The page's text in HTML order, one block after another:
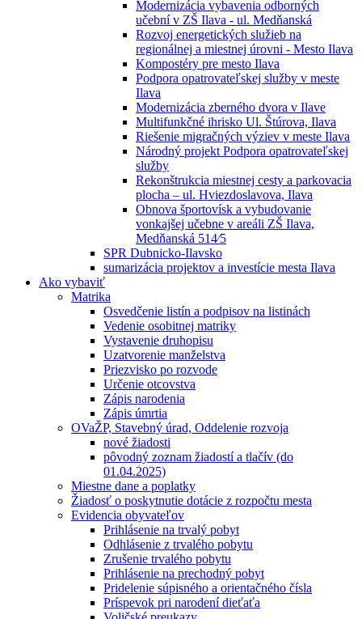
Modernizácia vybavenia odborných
učební v ZŠ Ilava - ul. Medňanská
Rozvoj energetických služieb na
regionálnej a miestnej úrovni - Mesto Ilava
Kompostéry pre mesto Ilava
Podpora opatrovateľskej služby v meste
Ilava
Modernizácia zberného dvora v Ilave
Multifunkčné ihrisko Ul. Štúrova, Ilava
Riešenie migračných výziev v meste Ilava
Národný projekt Podpora opatrovateľskej
služby
Rekonštrukcia miestnej cesty a parkovacia
plocha – ul. Hviezdoslavova, Ilava
Obnova športovísk a vybudovanie
vonkajšej učebne v areáli ZŠ Ilava,
Medňanská 514⁄5
SPR Dubnicko-Ilavsko
sumarizácia projektov a investície mesta Ilava
Ako vybaviť
Matrika
Osvedčenie listín a podpisov na listinách
Vedenie osobitnej matriky
Vystavenie druhopisu
Uzatvorenie manželstva
Priezvisko po rozvode
Určenie otcovstva
Zápis narodenia
Zápis úmrtia
OVaŽP, Stavebný úrad, Oddelenie rozvoja
nové žiadosti
pôvodný zoznam žiadostí a tlačív (do
01.04.2025)
Miestne dane a poplatky
Žiadosť o poskytnutie dotácie z rozpočtu mesta
Evidencia obyvateľov
Prihlásenie na trvalý pobyt
Odhlásenie z trvalého pobytu
Zrušenie trvalého pobytu
Prihlásenie na prechodný pobyt
Pridelenie súpisného a orientačného čísla
Príspevok pri narodení dieťaťa